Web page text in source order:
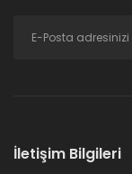
İletişim Bilgileri